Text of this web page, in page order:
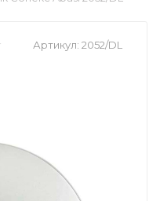
Артикул: 2052/DL